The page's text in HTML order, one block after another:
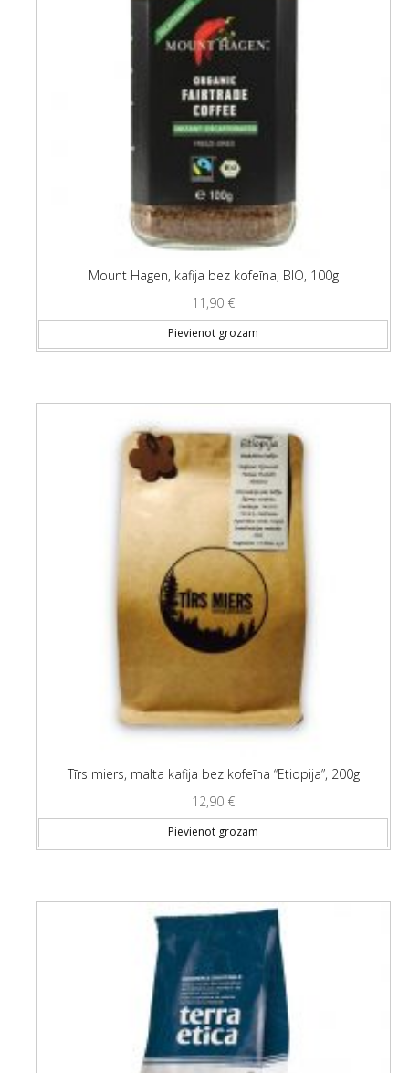
Mount Hagen, kafija bez kofeīna, BIO, 100g
11,90 €
Pievienot grozam
Tīrs miers, malta kafija bez kofeīna “Etiopija”, 200g
12,90 €
Pievienot grozam